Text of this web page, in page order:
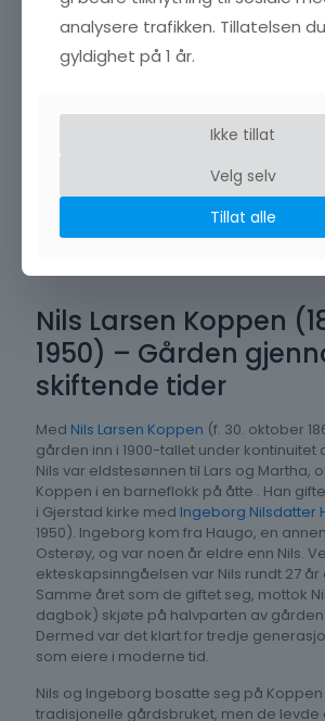
Nils Larsen Koppen
1950) – Gården
skiftende tider
Med Nils Larsen Koppen (f. 30. oktober
gården inn i 1900-tallet under kontinuitet
Nils var eldstesønnen til Lars og Martha,
Koppen i en barneflokk på åtte . Han
i Gjerstad kirke med Ingeborg Nilsdatter
1950). Ingeborg kom fra Haugo, en
Osterøy, og var noen år eldre enn Nils.
ekteskapsinngåelsen var Nils rundt 27
Samme året som de giftet seg, mottok
dagbok) skjøte på halvparten av gården
Dermed var det klart for tredje
som eiere i moderne tid.
Nils og Ingeborg bosatte seg på
tradisjonelle gårdsbruket, men de levde
analysere trafikken. Tillatelsen
gyldighet på 1 år.
Ikke tillat
Velg selv
Tillat alle